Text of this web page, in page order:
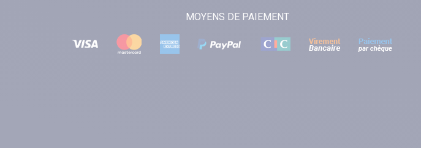
MOYENS DE PAIEMENT